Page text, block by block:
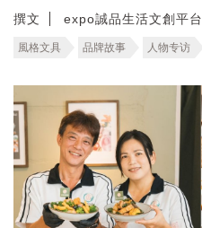
撰文 expo誠品生活文創平台
風格文具 品牌故事 人物专访